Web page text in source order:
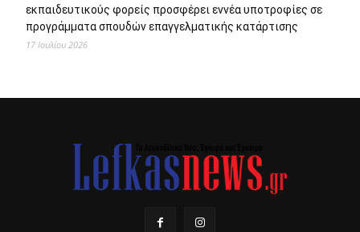
εκπαιδευτικούς φορείς προσφέρει εννέα υποτροφίες σε
προγράμματα σπουδών επαγγελματικής κατάρτισης
17 Ιουλίου 2026